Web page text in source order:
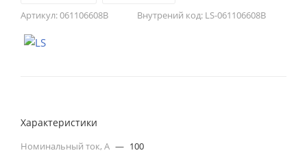
Артикул:061106608B Внутрений код: LS-061106608B
Характеристики
Номинальный ток, А — 100